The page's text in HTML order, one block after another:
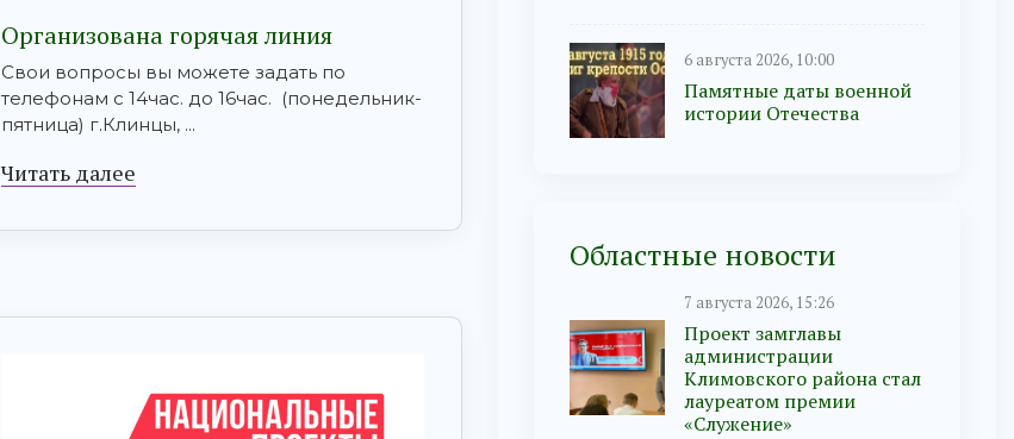
Организована горячая линия
Свои вопросы вы можете задать по
телефонам с 14час. до 16час. (понедельник-
пятница) г.Клинцы, ...
Читать далее
6 августа 2026, 10:00
Памятные даты военной
истории Отечества
Областные новости
7 августа 2026, 15:26
Проект замглавы
администрации
Климовского района стал
лауреатом премии
«Служение»